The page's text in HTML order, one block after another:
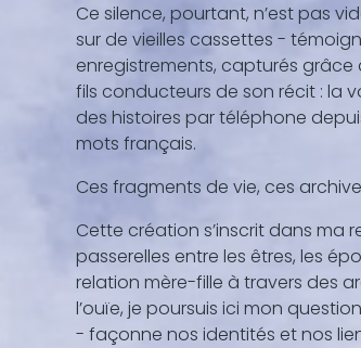
Ce silence, pourtant, n’est pas
sur de vieilles cassettes -
enregistrements, capturés
fils conducteurs de son récit : la
des histoires par téléphone
mots français.
Ces fragments de vie, ces
Cette création s’inscrit dans ma
passerelles entre les êtres, les
relation mère-fille à travers des
l’ouïe, je poursuis ici mon
- façonne nos identités et nos